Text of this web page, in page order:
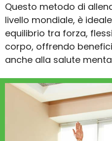
Questo metodo di
livello mondiale, è
equilibrio tra forza,
corpo, offrendo
anche alla salute